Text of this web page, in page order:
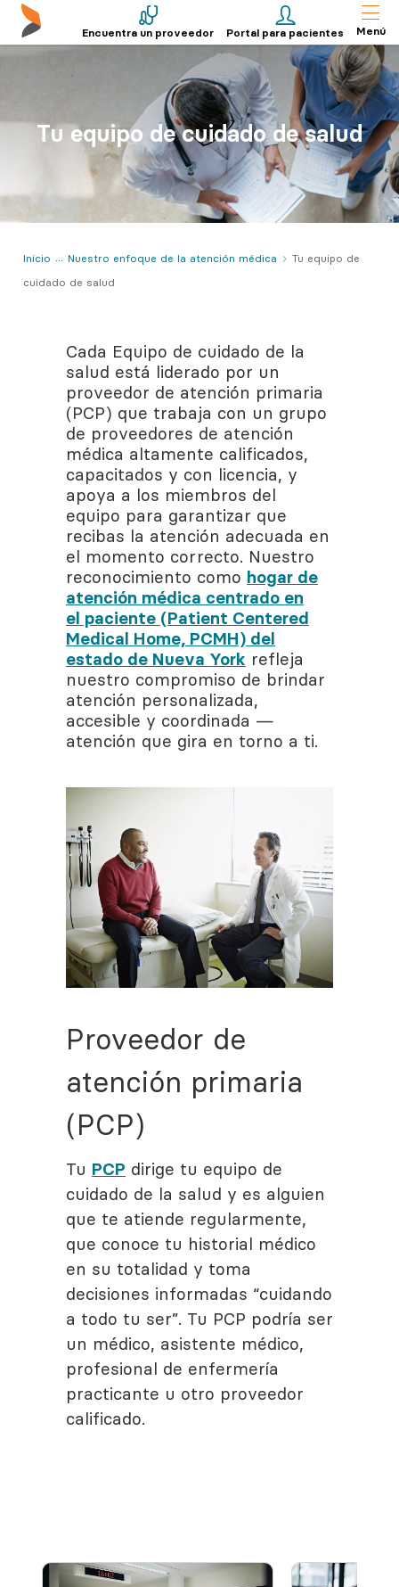
Encuentra un proveedor Portal para pacientes Menú
Tu equipo de cuidado de salud
Inicio Nuestro enfoque de la atención médica
Tu equipo de
cuidado de salud
Cada Equipo de cuidado de la
salud está liderado por un
proveedor de atención primaria
(PCP) que trabaja con un grupo
de proveedores de atención
médica altamente calificados,
capacitados y con licencia, y
apoya a los miembros del
equipo para garantizar que
recibas la atención adecuada en
el momento correcto. Nuestro
reconocimiento como hogar de
atención médica centrado en
el paciente (Patient Centered
Medical Home, PCMH) del
estado de Nueva York refleja
nuestro compromiso de brindar
atención personalizada,
accesible y coordinada —
atención que gira en torno a ti.
Proveedor de
atención primaria
(PCP)
Tu PCP dirige tu equipo de
cuidado de la salud y es alguien
que te atiende regularmente,
que conoce tu historial médico
en su totalidad y toma
decisiones informadas “cuidando
a todo tu ser”. Tu PCP podría ser
un médico, asistente médico,
profesional de enfermería
practicante u otro proveedor
calificado.